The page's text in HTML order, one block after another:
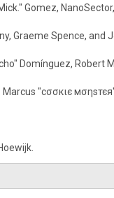
Gomez, NanoSector,
Graeme Spence, and
Domínguez, Robert
"cσσкιє